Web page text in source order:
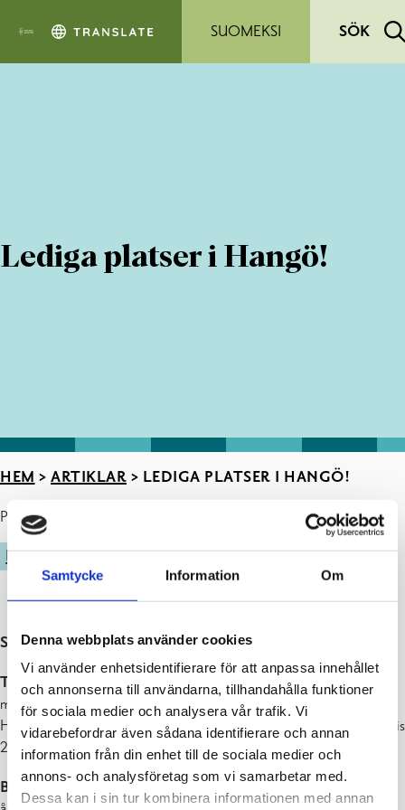
Samtycke Information Om
Denna webbplats använder cookies
Vi använder enhetsidentifierare för att anpassa innehållet
och annonserna till användarna, tillhandahålla funktioner
för sociala medier och analysera vår trafik. Vi
vidarebefordrar även sådana identifierare och annan
information från din enhet till de sociala medier och
annons- och analysföretag som vi samarbetar med.
Dessa kan i sin tur kombinera informationen med annan
SUOMEKSI
SÖK
Lediga platser i Hangö!
HEM > ARTIKLAR > LEDIGA PLATSER I HANGÖ!
Publicerad : 14.02.2024
MUSIKINSTITUTET
Skulle du vilja spela trummor eller delta i bandklubb?
Trummor:
Det finns ännu lediga platser i trummor vid
musikinstitutets Hangö enhet. Spellektionerna ordnas i
Hankoniemen yläaste & lukio. Vårterminen kostar 120 € (normalpris
220,-/240,-).
Bandklubb:
Vill du spela eller sjunga i bandklubb och är ca 10–20